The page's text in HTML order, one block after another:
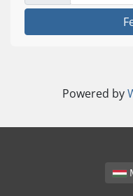
Powered by